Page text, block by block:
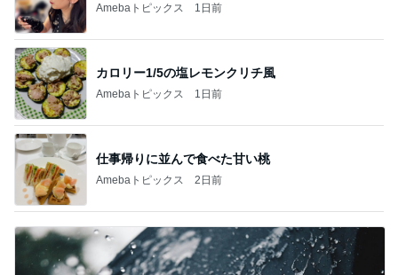
Amebaトピックス 1日前
カロリー1/5の塩レモンクリチ風
Amebaトピックス 1日前
仕事帰りに並んで食べた甘い桃
Amebaトピックス 2日前